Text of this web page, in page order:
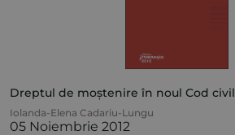
Dreptul de moștenire în noul Cod civil
Iolanda-Elena Cadariu-Lungu
05 Noiembrie 2012